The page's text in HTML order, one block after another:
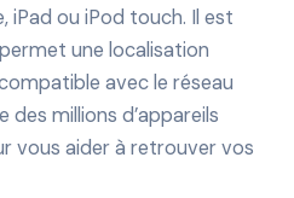
iPad ou iPod touch. Il est
une localisation
avec le réseau
des millions d’appareils
vous aider à retrouver vos